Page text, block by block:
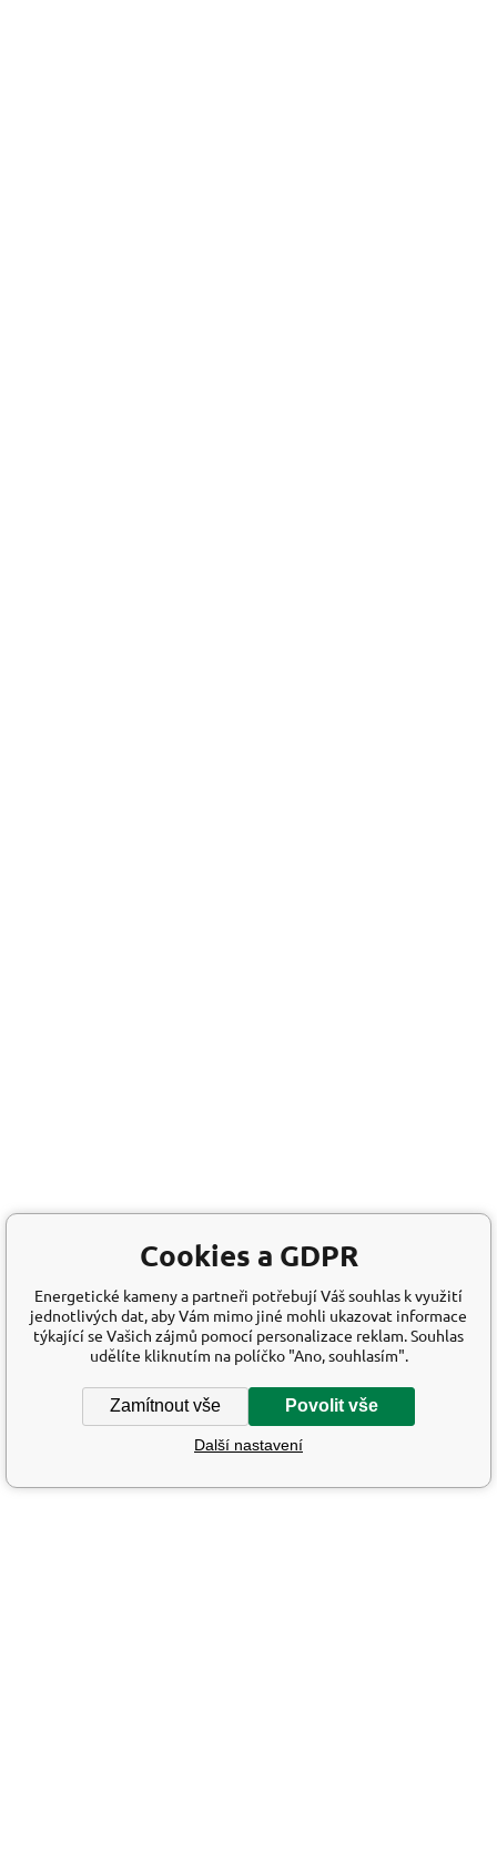
Cookies a GDPR
Energetické kameny a partneři potřebují Váš souhlas k využití
jednotlivých dat, aby Vám mimo jiné mohli ukazovat informace
týkající se Vašich zájmů pomocí personalizace reklam. Souhlas
udělíte kliknutím na políčko "Ano, souhlasím".
Zamítnout vše Povolit vše
Další nastavení